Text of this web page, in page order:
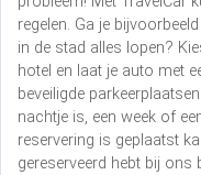
regelen. Ga je
in de stad alles lopen?
hotel en laat je auto met
beveiligde
nachtje is, een week of
reservering is geplaatst
gereserveerd hebt bij ons